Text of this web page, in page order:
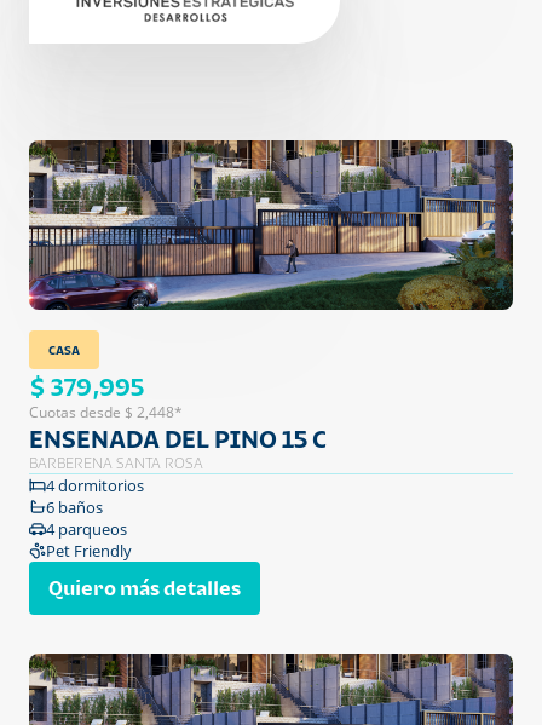
CASA
$ 379,995
Cuotas desde $ 2,448*
ENSENADA DEL PINO 15 C
BARBERENA SANTA ROSA
4 dormitorios
6 baños
4 parqueos
Pet Friendly
Quiero más detalles